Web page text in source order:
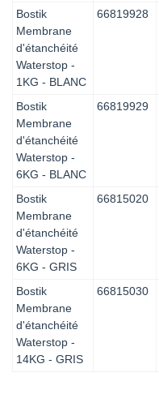
Bostik
Membrane
d'étanchéité
Waterstop -
1KG - BLANC
66819928
Bostik
Membrane
d'étanchéité
Waterstop -
6KG - BLANC
66819929
Bostik
Membrane
d'étanchéité
Waterstop -
6KG - GRIS
66815020
Bostik
Membrane
d'étanchéité
Waterstop -
14KG - GRIS
66815030